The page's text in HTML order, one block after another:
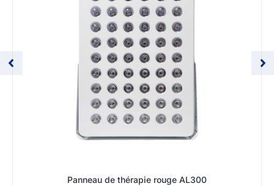
Panneau de thérapie rouge AL300